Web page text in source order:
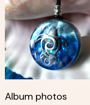
Album photos